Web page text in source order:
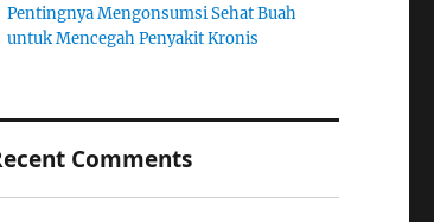
Pentingnya Mengonsumsi Sehat Buah
untuk Mencegah Penyakit Kronis
Comments